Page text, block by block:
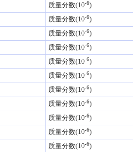
质量分数(10-6)
质量分数(10-6)
质量分数(10-6)
质量分数(10-6)
质量分数(10-6)
质量分数(10-6)
质量分数(10-6)
质量分数(10-6)
质量分数(10-6)
质量分数(10-6)
质量分数(10-6)